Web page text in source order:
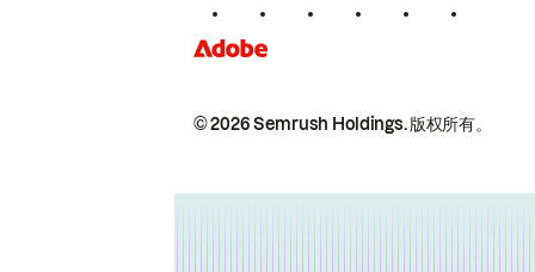
© 2026 Semrush Holdings.版权所有。